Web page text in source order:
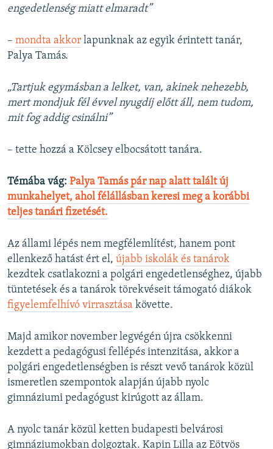
engedetlenség miatt elmaradt”
– mondta akkor lapunknak az egyik érintett tanár,
Palya Tamás.
„Tartjuk egymásban a lelket, van, akinek nehezebb,
mert mondjuk fél évvel nyugdíj előtt áll, nem tudom,
mit fog addig csinálni”
– tette hozzá a Kölcsey elbocsátott tanára.
Témába vág: Palya Tamás pár nap alatt talált új
munkahelyet, ahol félállásban keresi meg a korábbi
teljes tanári fizetését.
Az állami lépés nem megfélemlítést, hanem pont
ellenkező hatást ért el, újabb iskolák és tanárok
kezdtek csatlakozni a polgári engedetlenséghez, újabb
tüntetések és a tanárok törekvéseit támogató diákok
figyelemfelhívó virrasztása követte.
Majd amikor november legvégén újra csökkenni
kezdett a pedagógusi fellépés intenzitása, akkor a
polgári engedetlenségben is részt vevő tanárok közül
ismeretlen szempontok alapján újabb nyolc
gimnáziumi pedagógust kirúgott az állam.
A nyolc tanár közül ketten budapesti belvárosi
gimnáziumokban dolgoztak. Kapin Lilla az Eötvös